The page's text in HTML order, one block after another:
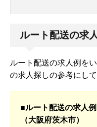
ルート配送の求人
ルート配送の求人例を
の求人探しの参考にして
■ルート配送の求人例
（大阪府茨木市）